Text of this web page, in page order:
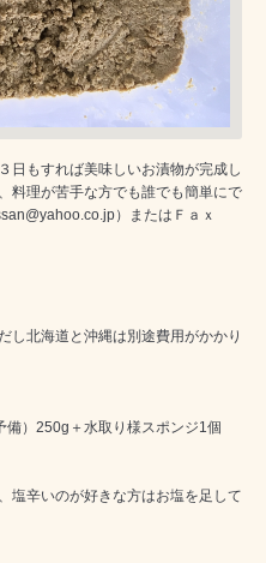
日もすれば美味しいお漬物が完成し
料理が苦手な方でも誰でも簡単にで
）またはＦａｘ
北海道と沖縄は別途費用がかかり
）250g＋水取り様スポンジ1個
塩辛いのが好きな方はお塩を足して